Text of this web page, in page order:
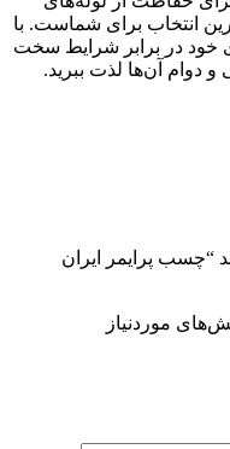
انتخاب برای شماست. با
خود در برابر شرایط سخت
دوام آن‌ها لذت ببرید.
“چسب پرایمر ایران
موردنیاز